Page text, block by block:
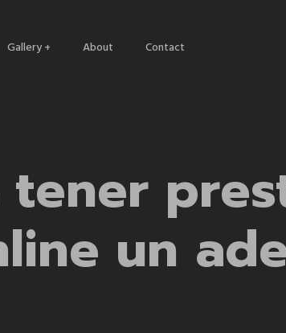
Gallery + About Contact
un